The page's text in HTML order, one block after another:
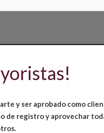
y ser aprobado como
de registro y aprovechar